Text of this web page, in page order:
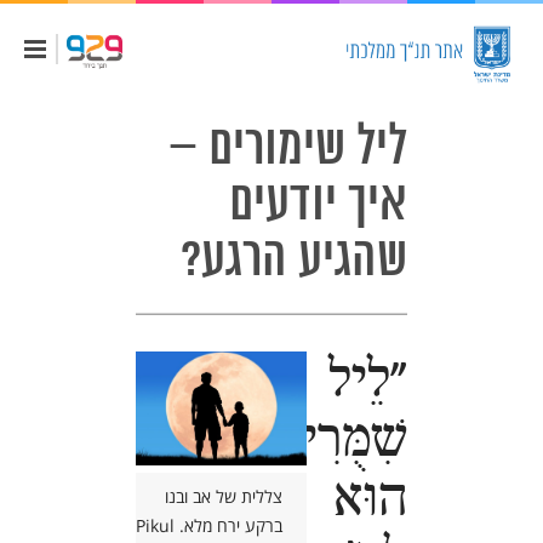
ליל שימורים –
איך יודעים
שהגיע הרגע?
"לֵיל
שִׁמֻּרִים
הוּא
צללית של אב ובנו
ברקע ירח מלא. Pikul